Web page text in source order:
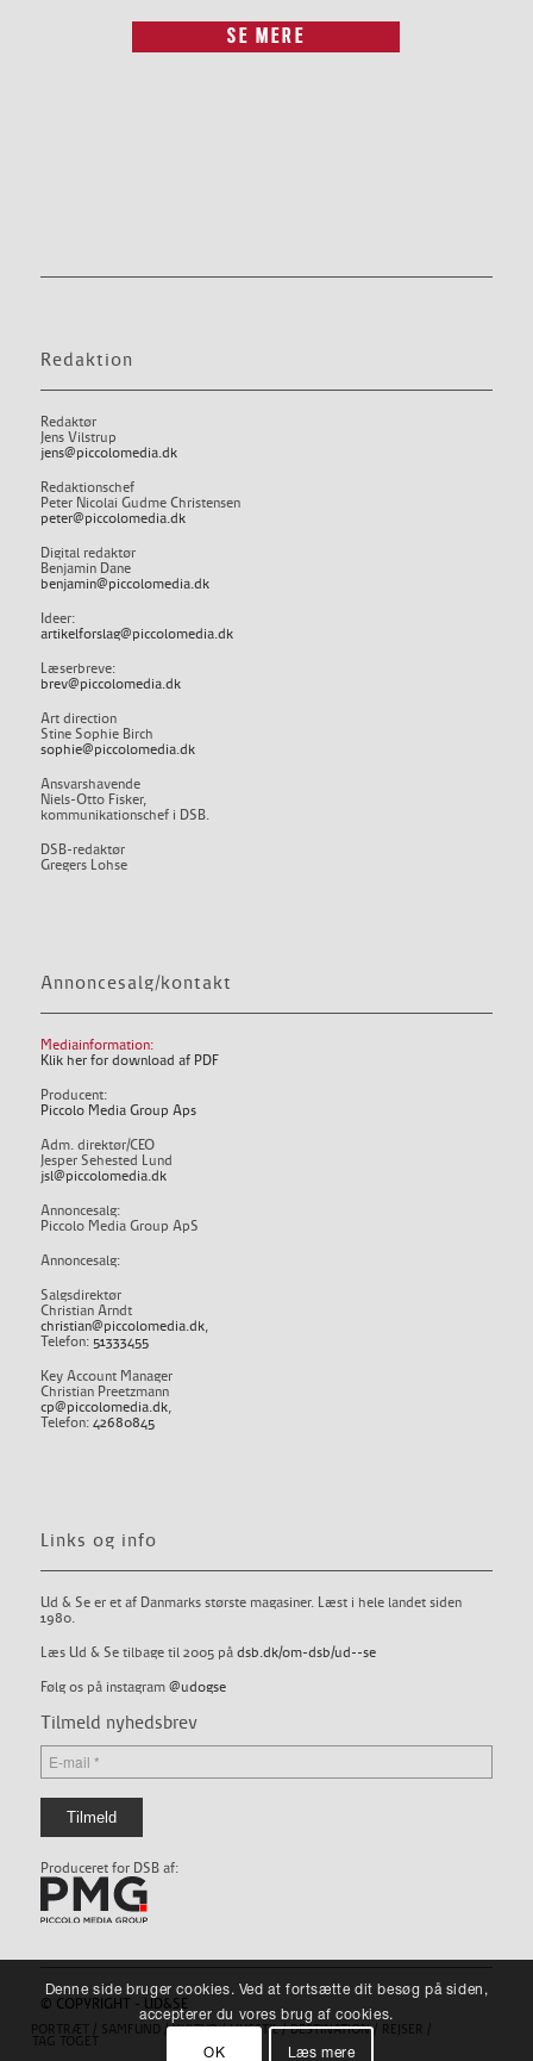
SE MERE
Redaktion
Redaktør
Jens Vilstrup
jens@piccolomedia.dk
Redaktionschef
Peter Nicolai Gudme Christensen
peter@piccolomedia.dk
Digital redaktør
Benjamin Dane
benjamin@piccolomedia.dk
Ideer:
artikelforslag@piccolomedia.dk
Læserbreve:
brev@piccolomedia.dk
Art direction
Stine Sophie Birch
sophie@piccolomedia.dk
Ansvarshavende
Niels-Otto Fisker,
kommunikationschef i DSB.
DSB-redaktør
Gregers Lohse
Annoncesalg/kontakt
Mediainformation:
Klik her for download af PDF
Producent:
Piccolo Media Group Aps
Adm. direktør/CEO
Jesper Sehested Lund
jsl@piccolomedia.dk
Annoncesalg:
Piccolo Media Group ApS
Annoncesalg:
Salgsdirektør
Christian Arndt
christian@piccolomedia.dk,
Telefon: 51333455
Key Account Manager
Christian Preetzmann
cp@piccolomedia.dk,
Telefon: 42680845
Links og info
Ud & Se er et af Danmarks største magasiner. Læst i hele landet siden
1980.
Læs Ud & Se tilbage til 2005 på dsb.dk/om-dsb/ud--se
Følg os på instagram @udogse
Tilmeld nyhedsbrev
Produceret for DSB af:
© COPYRIGHT - UD&SE
PORTRÆT
SAMFUND KULTUR LIVSSTIL DESTINATION REJSER
TAG TOGET
Denne side bruger cookies. Ved at fortsætte dit besøg på siden,
accepterer du vores brug af cookies.
OK Læs mere